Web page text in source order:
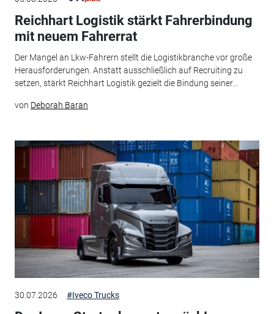
Reichhart Logistik stärkt Fahrerbindung
mit neuem Fahrerrat
Der Mangel an Lkw-Fahrern stellt die Logistikbranche vor große
Herausforderungen. Anstatt ausschließlich auf Recruiting zu
setzen, stärkt Reichhart Logistik gezielt die Bindung seiner...
von Deborah Baran
30.07.2026 #Iveco Trucks